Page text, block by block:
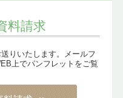
料請求
りいたします。メールフ
上でパンフレットをご覧